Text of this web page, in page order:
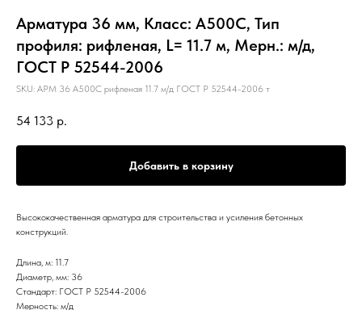
Арматура 36 мм, Класс: А500С, Тип
профиля: рифленая, L= 11.7 м, Мерн.: м/д,
ГОСТ Р 52544-2006
SKU: АРМ 36 А500С рифленая 11.7 м/д ГОСТ Р 52544-2006 т
54 133 р.
Добавить в корзину
Высококачественная арматура для строительства и усиления бетонных
конструкций.
Длина, м: 11.7
Диаметр, мм: 36
Стандарт: ГОСТ Р 52544-2006
Мерность: м/д